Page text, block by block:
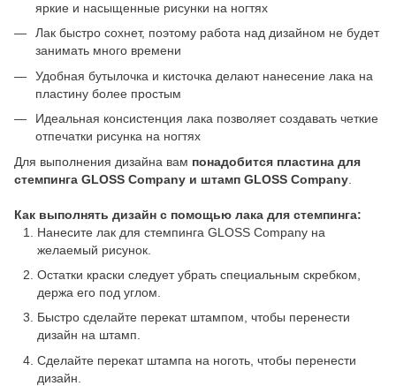
яркие и насыщенные рисунки на ногтях
Лак быстро сохнет, поэтому работа над дизайном не будет
занимать много времени
Удобная бутылочка и кисточка делают нанесение лака на
пластину более простым
Идеальная консистенция лака позволяет создавать четкие
отпечатки рисунка на ногтях
Для выполнения дизайна вам понадобится пластина для
стемпинга GLOSS Company и штамп GLOSS Company
Как выполнять дизайн с помощью лака для стемпинга:
Нанесите лак для стемпинга GLOSS Company на
желаемый рисунок.
Остатки краски следует убрать специальным скребком,
держа его под углом.
Быстро сделайте перекат штампом, чтобы перенести
дизайн на штамп.
Сделайте перекат штампа на ноготь, чтобы перенести
дизайн.